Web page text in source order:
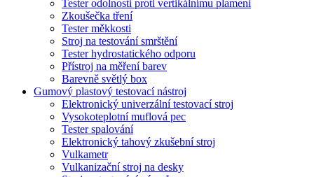
Tester odolnosti proti vertikálnímu plameni
Zkoušečka tření
Tester měkkosti
Stroj na testování smrštění
Tester hydrostatického odporu
Přístroj na měření barev
Barevně světlý box
Gumový plastový testovací nástroj
Elektronický univerzální testovací stroj
Vysokoteplotní muflová pec
Tester spalování
Elektronický tahový zkušební stroj
Vulkametr
Vulkanizační stroj na desky